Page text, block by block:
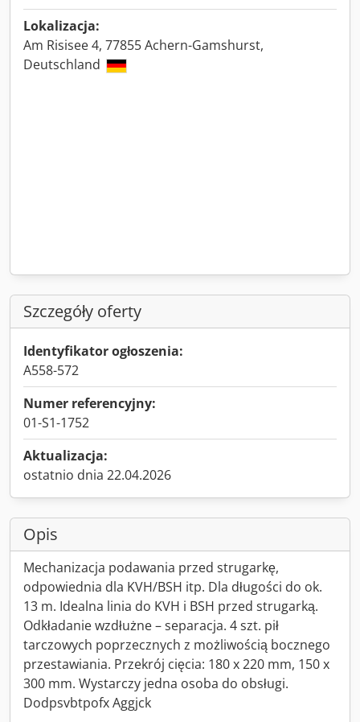
Lokalizacja:
Am Risisee 4, 77855 Achern-Gamshurst,
Deutschland
Szczegóły oferty
Identyfikator ogłoszenia:
A558-572
Numer referencyjny:
01-S1-1752
Aktualizacja:
ostatnio dnia 22.04.2026
Opis
Mechanizacja podawania przed strugarkę,
odpowiednia dla KVH/BSH itp. Dla długości do ok.
13 m. Idealna linia do KVH i BSH przed strugarką.
Odkładanie wzdłużne – separacja. 4 szt. pił
tarczowych poprzecznych z możliwością bocznego
przestawiania. Przekrój cięcia: 180 x 220 mm, 150 x
300 mm. Wystarczy jedna osoba do obsługi.
Dodpsvbtpofx Aggjck